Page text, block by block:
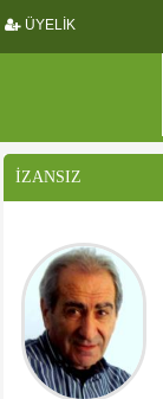
ÜYELİK
İZANSIZ